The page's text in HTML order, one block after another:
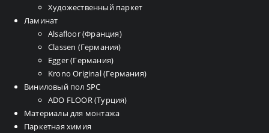
Художественный паркет
Ламинат
Alsafloor (Франция)
Classen (Германия)
Egger (Германия)
Krono Original (Германия)
Виниловый пол SPC
ADO FLOOR (Турция)
Материалы для монтажа
Паркетная химия